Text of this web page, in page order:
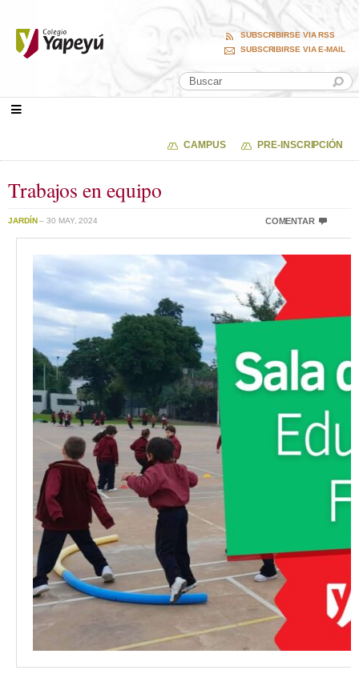
SUBSCRIBIRSE VIA RSS
SUBSCRIBIRSE VIA E-MAIL
CAMPUS PRE-INSCRIPCIÓN
Trabajos en equipo
JARDÍN– 30 MAY, 2024 COMENTAR